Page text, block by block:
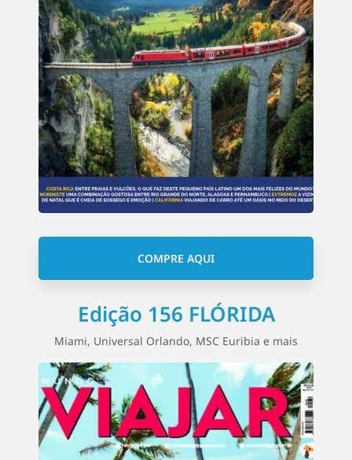
COMPRE AQUI
Edição 156 FLÓRIDA
Miami, Universal Orlando, MSC Euribia e mais